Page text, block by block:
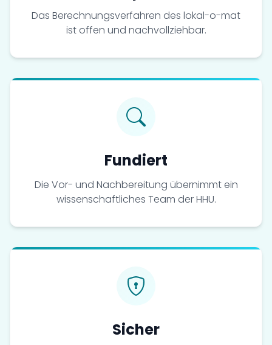
Das Berechnungsverfahren des lokal-o-mat
ist offen und nachvollziehbar.
Fundiert
Die Vor- und Nachbereitung übernimmt ein
wissenschaftliches Team der HHU.
Sicher